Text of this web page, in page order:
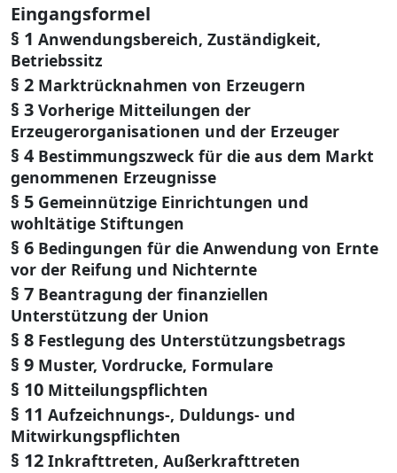
Eingangsformel
§ 1 Anwendungsbereich, Zuständigkeit,
Betriebssitz
§ 2 Marktrücknahmen von Erzeugern
§ 3 Vorherige Mitteilungen der
Erzeugerorganisationen und der Erzeuger
§ 4 Bestimmungszweck für die aus dem Markt
genommenen Erzeugnisse
§ 5 Gemeinnützige Einrichtungen und
wohltätige Stiftungen
§ 6 Bedingungen für die Anwendung von Ernte
vor der Reifung und Nichternte
§ 7 Beantragung der finanziellen
Unterstützung der Union
§ 8 Festlegung des Unterstützungsbetrags
§ 9 Muster, Vordrucke, Formulare
§ 10 Mitteilungspflichten
§ 11 Aufzeichnungs-, Duldungs- und
Mitwirkungspflichten
§ 12 Inkrafttreten, Außerkrafttreten